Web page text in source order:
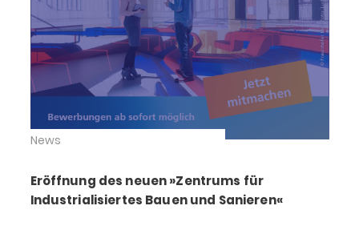
News
Eröffnung des neuen »Zentrums für
Industrialisiertes Bauen und Sanieren«